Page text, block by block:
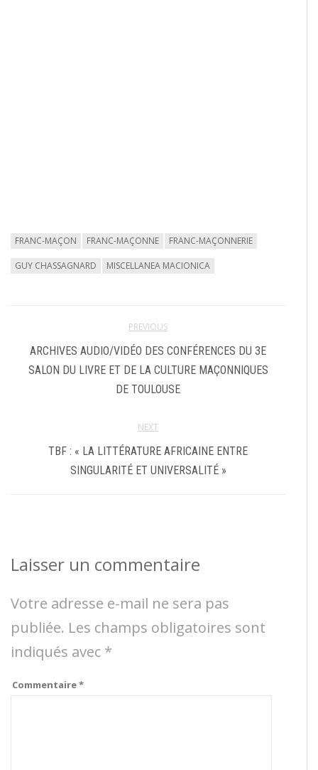
FRANC-MAÇON FRANC-MAÇONNE FRANC-MAÇONNERIE
GUY CHASSAGNARD MISCELLANEA MACIONICA
PREVIOUS
ARCHIVES AUDIO/VIDÉO DES CONFÉRENCES DU 3E
SALON DU LIVRE ET DE LA CULTURE MAÇONNIQUES
DE TOULOUSE
NEXT
TBF : « LA LITTÉRATURE AFRICAINE ENTRE
SINGULARITÉ ET UNIVERSALITÉ »
Laisser un commentaire
Votre adresse e-mail ne sera pas
publiée. Les champs obligatoires sont
indiqués avec *
Commentaire*